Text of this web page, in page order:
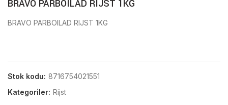
BRAVO PARBOILAD RIJST 1KG
BRAVO PARBOILAD RIJST 1KG
Stok kodu: 8716754021551
Kategoriler: Rijst